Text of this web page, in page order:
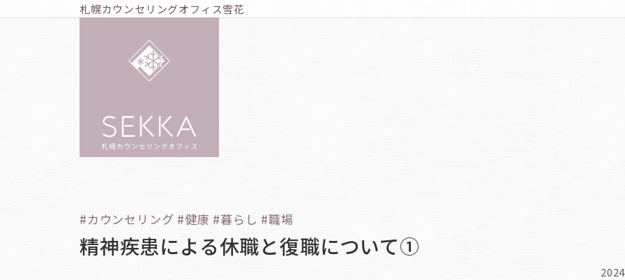
札幌カウンセリングオフィス雪花
#カウンセリング #健康 #暮らし #職場
精神疾患による休職と復職について➀